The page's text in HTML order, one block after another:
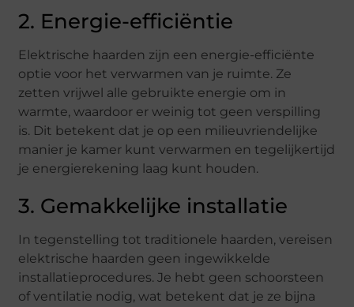
2. Energie-efficiëntie
Elektrische haarden zijn een energie-efficiënte
optie voor het verwarmen van je ruimte. Ze
zetten vrijwel alle gebruikte energie om in
warmte, waardoor er weinig tot geen verspilling
is. Dit betekent dat je op een milieuvriendelijke
manier je kamer kunt verwarmen en tegelijkertijd
je energierekening laag kunt houden.
3. Gemakkelijke installatie
In tegenstelling tot traditionele haarden, vereisen
elektrische haarden geen ingewikkelde
installatieprocedures. Je hebt geen schoorsteen
of ventilatie nodig, wat betekent dat je ze bijna